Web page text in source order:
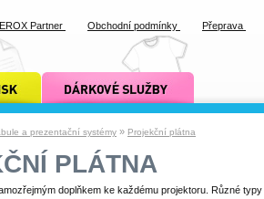
a prezentační systémy » Projekční plátna
PLÁTNA
doplňkem ke každému projektoru. Různé
dárkové služby xcopy
Partner Obchodní podmínky Přeprava